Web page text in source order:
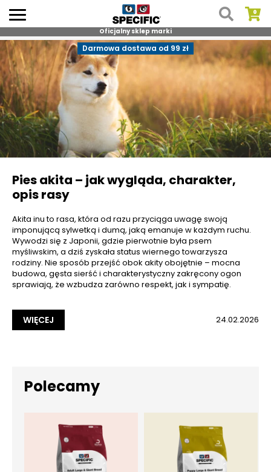
Skip
to
content
Oficjalny sklep marki
Darmowa dostawa od 99 zł
Pies akita – jak wygląda, charakter,
opis rasy
Akita inu to rasa, która od razu przyciąga uwagę swoją
imponującą sylwetką i dumą, jaką emanuje w każdym ruchu.
Wywodzi się z Japonii, gdzie pierwotnie była psem
myśliwskim, a dziś zyskała status wiernego towarzysza
rodziny. Nie sposób przejść obok akity obojętnie – mocna
budowa, gęsta sierść i charakterystyczny zakręcony ogon
sprawiają, że wzbudza zarówno respekt, jak i sympatię.
WIĘCEJ 24.02.2026
Polecamy